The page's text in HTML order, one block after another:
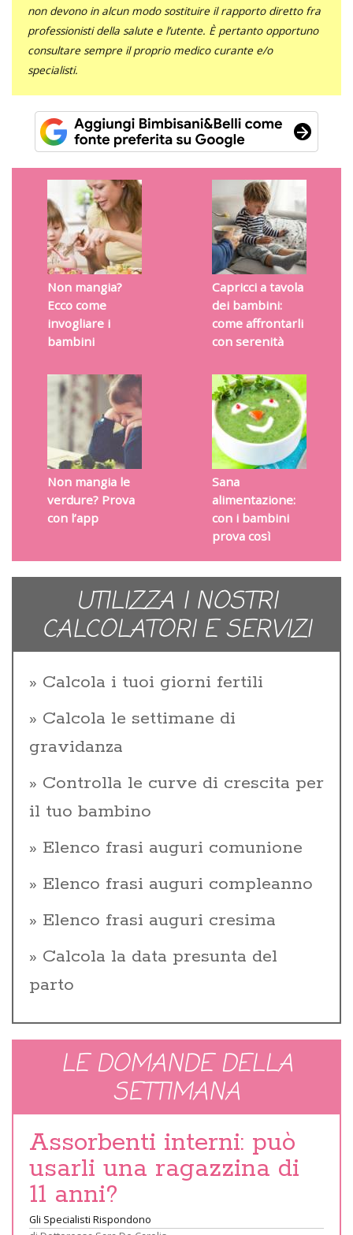
non devono in alcun modo sostituire il rapporto diretto fra
professionisti della salute e l’utente. È pertanto opportuno
consultare sempre il proprio medico curante e/o
specialisti.
Non mangia?
Ecco come
invogliare i
bambini
Capricci a tavola
dei bambini:
come affrontarli
con serenità
Non mangia le
verdure? Prova
con l’app
Sana
alimentazione:
con i bambini
prova così
UTILIZZA I NOSTRI
CALCOLATORI E SERVIZI
Calcola i tuoi giorni fertili
Calcola le settimane di
gravidanza
Controlla le curve di crescita per
il tuo bambino
Elenco frasi auguri comunione
Elenco frasi auguri compleanno
Elenco frasi auguri cresima
Calcola la data presunta del
parto
LE DOMANDE DELLA
SETTIMANA
Assorbenti interni: può
usarli una ragazzina di
11 anni?
Gli Specialisti Rispondono